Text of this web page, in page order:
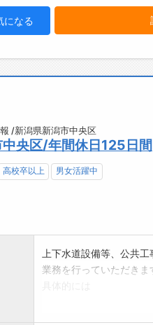
になる
/新潟県新潟市中央区
央区/年間休日125日間
高校卒以上 男女活躍中
上下水道設備等、公共
業務を行っていただきま
・客先、取引会社との打